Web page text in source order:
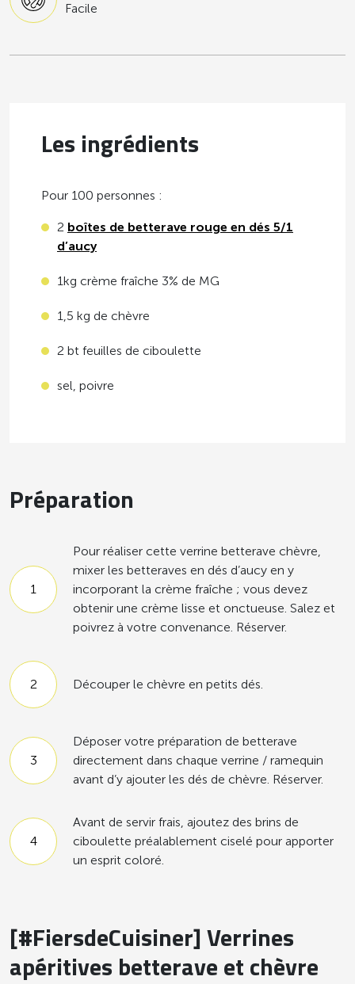
Facile
Les ingrédients
Pour 100 personnes :
2 boîtes de betterave rouge en dés 5/1
d’aucy
1kg crème fraîche 3% de MG
1,5 kg de chèvre
2 bt feuilles de ciboulette
sel, poivre
Préparation
Pour réaliser cette verrine betterave chèvre,
mixer les betteraves en dés d’aucy en y
incorporant la crème fraîche ; vous devez
obtenir une crème lisse et onctueuse. Salez et
poivrez à votre convenance. Réserver.
Découper le chèvre en petits dés.
Déposer votre préparation de betterave
directement dans chaque verrine / ramequin
avant d’y ajouter les dés de chèvre. Réserver.
Avant de servir frais, ajoutez des brins de
ciboulette préalablement ciselé pour apporter
un esprit coloré.
[#FiersdeCuisiner] Verrines
apéritives betterave et chèvre